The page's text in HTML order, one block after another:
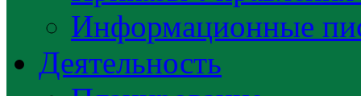
Информационные
Деятельность